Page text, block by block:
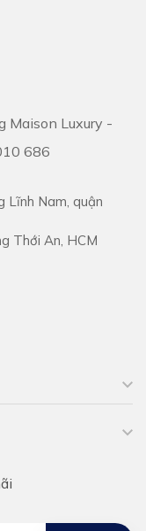
Maison Luxury -
686
Lĩnh Nam, quận
Thới An, HCM